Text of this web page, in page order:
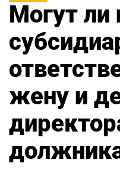
Могут ли
жену и